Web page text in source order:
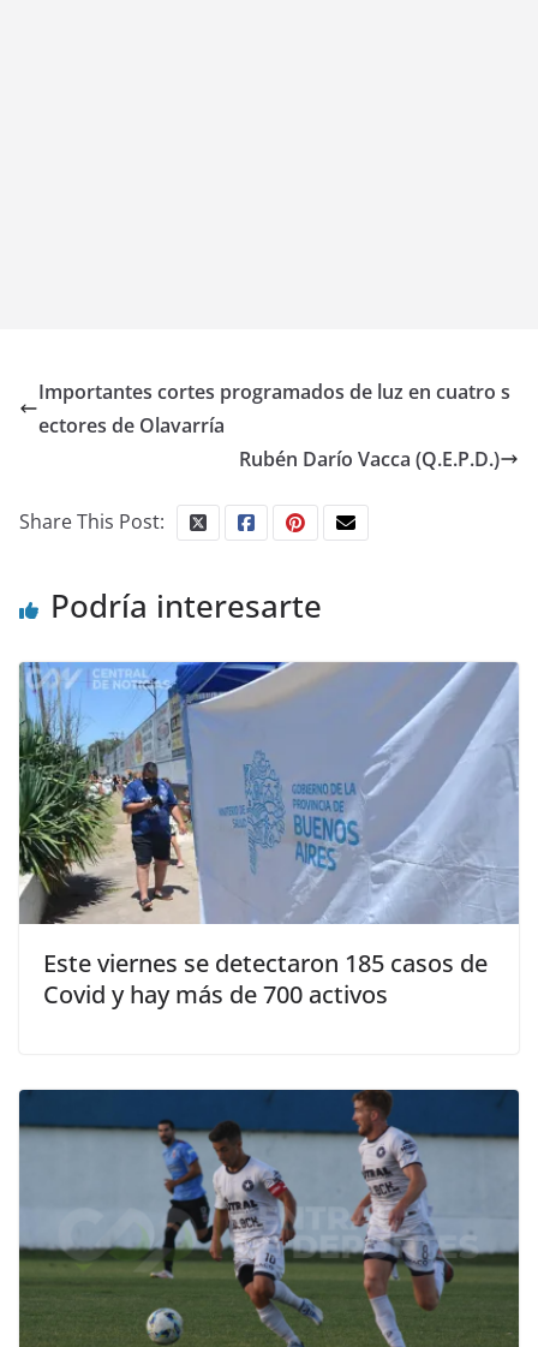
Importantes cortes programados de luz en cuatro s
ectores de Olavarría
Rubén Darío Vacca (Q.E.P.D.)
Share This Post:
Podría interesarte
Este viernes se detectaron 185 casos de
Covid y hay más de 700 activos